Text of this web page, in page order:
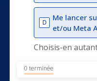
D
Me lancer
et/ou Meta
Choisis-en
0 terminée